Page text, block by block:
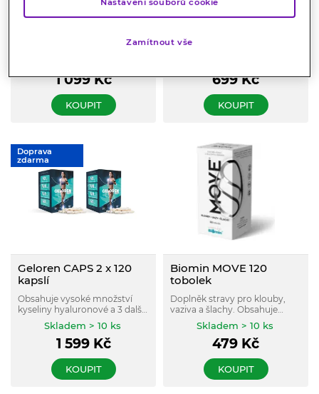
Barnys Triple blend
EXTRA SILNÝ 700g
Vaše klouby (MSM, glukosamin
1 099Kč
KOUPIT
Barnys Triple Blend x2
90+30 kapslí
Barny's® Triple Blend x2 +
nechutná Triple Blend extra
699Kč
KOUPIT
Doprava
zdarma
Geloren CAPS 2 x 120
kapslí
Obsahuje vysoké množství
kyseliny hyaluronové a 3 další
aktivní látky na podporu
pohybového aparátu.
Skladem > 10 ks
1 599Kč
KOUPIT
Biomin MOVE 120
tobolek
Doplněk stravy pro klouby,
vaziva a šlachy. Obsahuje
membrány vaječných
skořápek a přírodní vitamin C,
extrakt z plodu růže šípkové,
který přispívá ke správné
tvorbě kolagenu a správné
funkci kostí a chrupavek.
Skladem > 10 ks
479 Kč
KOUPIT
Zamítnout vše